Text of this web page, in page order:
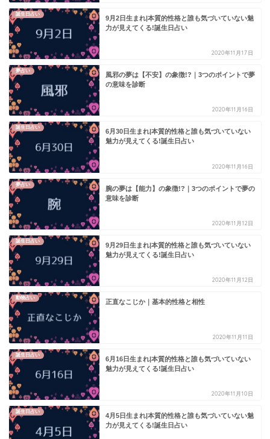
誕生日占い
9月2日生まれ|本質的性格と誰も気づいていない魅
力が見えてくる!誕生日占い
2020年11月17日
夢占い
風邪の夢は【不安】の象徴!?｜3つのポイントで夢
の意味を診断
2020年11月16日
誕生日占い
6月30日生まれ|本質的性格と誰も気づいていない
魅力が見えてくる!誕生日占い
2020年11月16日
夢占い
腕の夢は【能力】の象徴!?｜3つのポイントで夢の
意味を診断
2020年11月12日
誕生日占い
9月29日生まれ|本質的性格と誰も気づいていない
魅力が見えてくる!誕生日占い
2020年11月12日
動物占い
正直なこじか｜基本的性格と相性
2020年11月11日
誕生日占い
6月16日生まれ|本質的性格と誰も気づいていない
魅力が見えてくる!誕生日占い
2020年11月10日
誕生日占い
4月5日生まれ|本質的性格と誰も気づいていない魅
力が見えてくる!誕生日占い